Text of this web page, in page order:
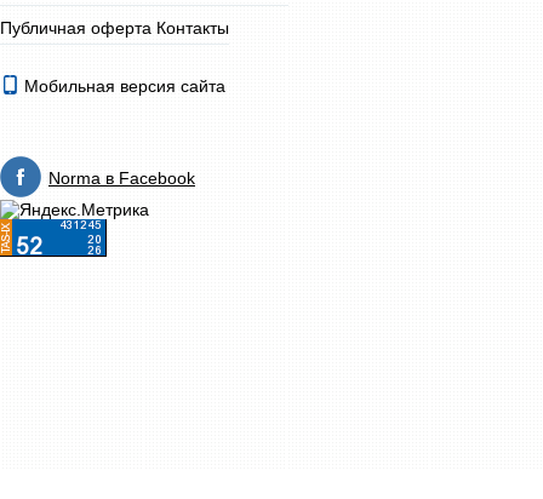
Публичная оферта Контакты
Мобильная версия сайта
Norma в Facebook